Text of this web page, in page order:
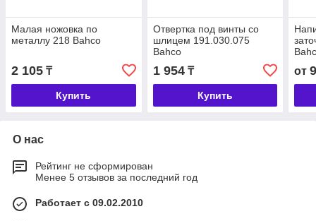
Малая ножовка по
металлу 218 Bahco
2 105 ₸
Купить
Отвертка под винты со
шлицем 191.030.075
Bahco
1 954₸
Купить
от
О нас
Рейтинг не сформирован
Менее 5 отзывов за последний год
Работает с 09.02.2010